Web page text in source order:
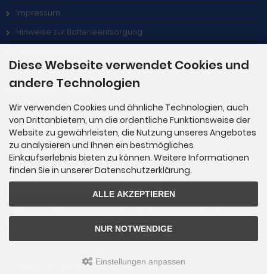
Impressum
Hinweise zur Batterieentsorgung
Zahlungsmethoden
weisen bequem nach Erhalt der Ware direkt an PayPal. Sie benötige
befestigungs-profi.de © 2026 | Template © 2009-2026 by
Diese Webseite verwendet Cookies und
andere Technologien
Wir verwenden Cookies und ähnliche Technologien, auch
von Drittanbietern, um die ordentliche Funktionsweise der
Website zu gewährleisten, die Nutzung unseres Angebotes
zu analysieren und Ihnen ein bestmögliches
Einkaufserlebnis bieten zu können. Weitere Informationen
finden Sie in unserer Datenschutzerklärung.
ALLE AKZEPTIEREN
NUR NOTWENDIGE
Einstellungen anpassen